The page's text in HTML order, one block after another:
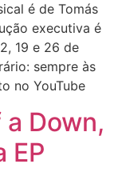
é de Tomás
executiva é
19 e 26 de
sempre às
no YouTube
Down,
EP